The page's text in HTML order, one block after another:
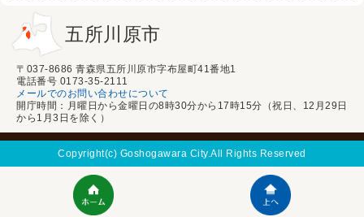
五所川原市
〒037-8686 青森県五所川原市字布屋町41番地1
電話番号 0173-35-2111
メールでのお問い合わせについて
開庁時間：月曜日から金曜日の8時30分から17時15分（祝日、12月29日
から1月3日を除く）
Copyright(c) Goshogawara City.All Rights Reserved